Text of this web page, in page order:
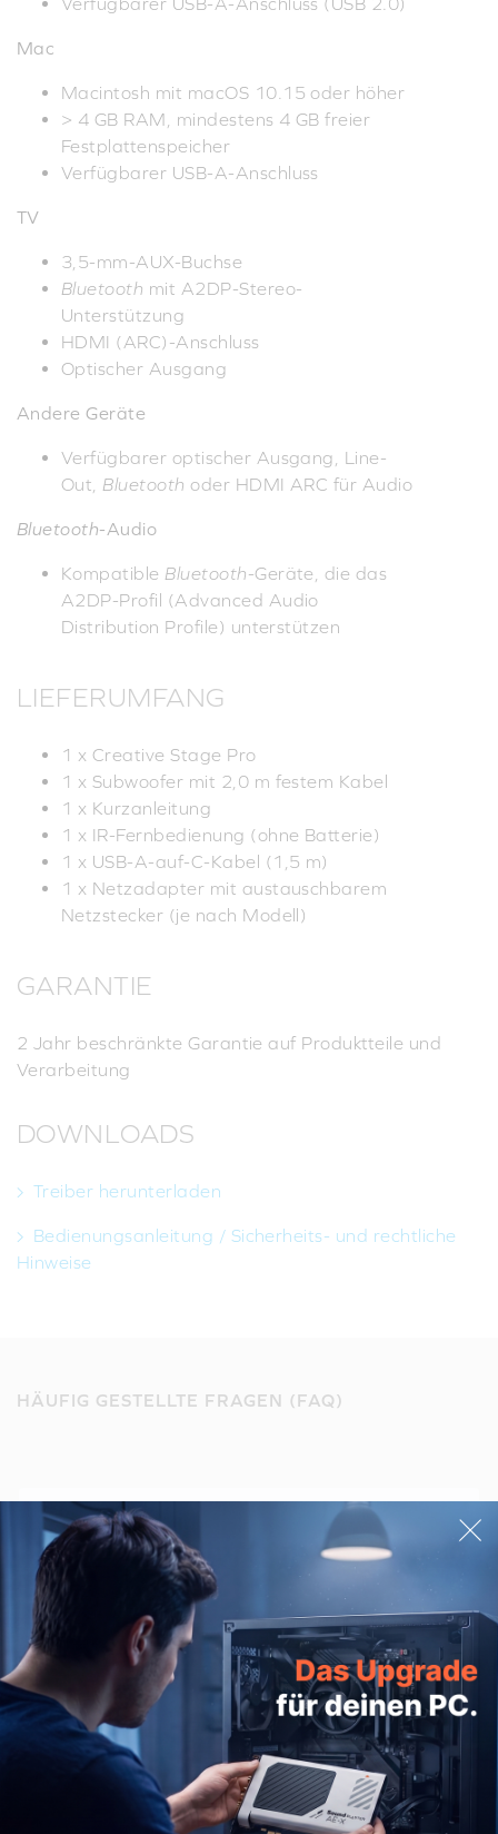
Mac
Macintosh mit macOS 10.15 oder höher
> 4 GB RAM, mindestens 4 GB freier
Festplattenspeicher
Verfügbarer USB-A-Anschluss
TV
3,5-mm-AUX-Buchse
Bluetooth mit A2DP-Stereo-
Unterstützung
HDMI (ARC)-Anschluss
Optischer Ausgang
Andere Geräte
Verfügbarer optischer Ausgang, Line-
Out, Bluetooth oder HDMI ARC für Audio
Bluetooth-Audio
Kompatible Bluetooth-Geräte, die das
A2DP-Profil (Advanced Audio
Distribution Profile) unterstützen
LIEFERUMFANG
1 x Creative Stage Pro
1 x Subwoofer mit 2,0 m festem Kabel
1 x Kurzanleitung
1 x IR-Fernbedienung (ohne Batterie)
1 x USB-A-auf-C-Kabel (1,5 m)
1 x Netzadapter mit austauschbarem
Netzstecker (je nach Modell)
GARANTIE
2 Jahr beschränkte Garantie auf Produktteile und
Verarbeitung
DOWNLOADS
Treiber herunterladen
Bedienungsanleitung / Sicherheits- und rechtliche
Hinweise
HÄUFIG GESTELLTE FRAGEN (FAQ)
Frage stellen
E-Mail-Adresse